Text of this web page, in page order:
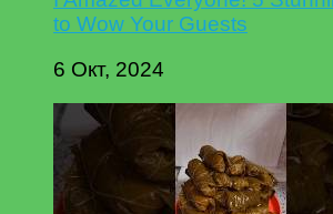
to Wow Your Guests
6 Окт, 2024